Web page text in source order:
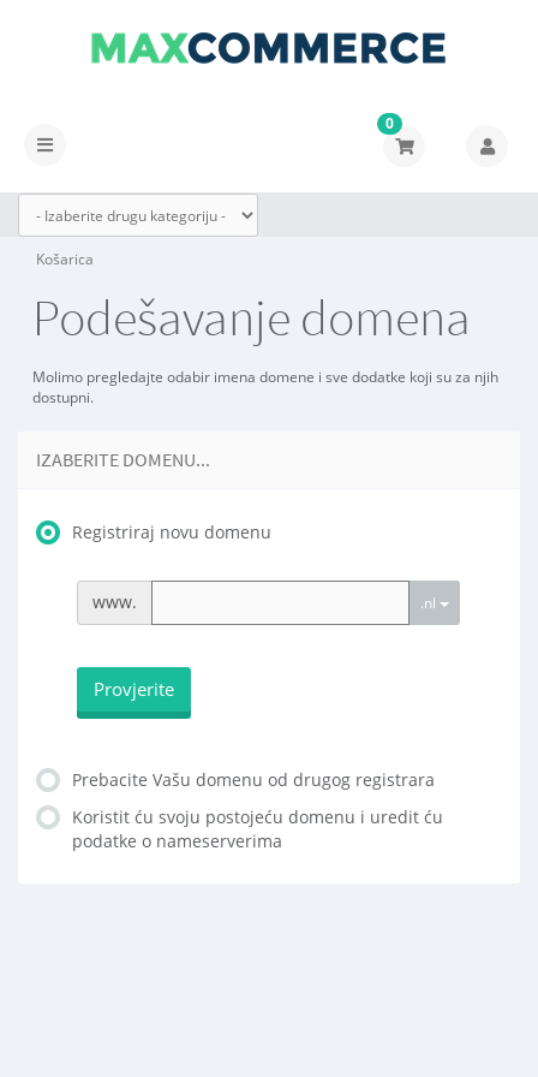
Prebaci
0
Košarica
Podešavanje domena
Molimo pregledajte odabir imena domene i sve dodatke koji su za njih
dostupni.
IZABERITE DOMENU...
Registriraj novu domenu
www. .nl
Provjerite
Prebacite Vašu domenu od drugog registrara
Koristit ću svoju postojeću domenu i uredit ću
podatke o nameserverima